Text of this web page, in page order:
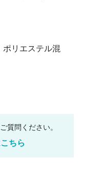
ポリエステル混
質問ください。
ちら